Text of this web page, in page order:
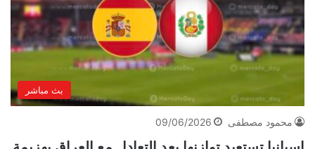
بث مباشر
محمود مصطفى 09/06/2026